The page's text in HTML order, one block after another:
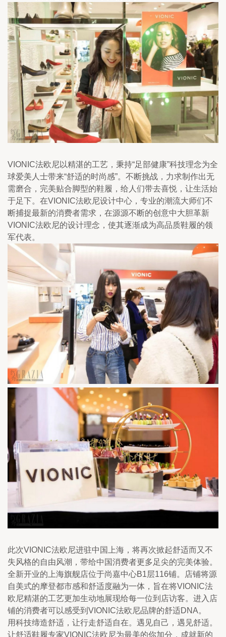
VIONIC法欧尼以精湛的工艺，秉持“足部健康”科技理念为全
球爱美人士带来“舒适的时尚感”。不断挑战，力求制作出无
需磨合，完美贴合脚型的鞋履，给人们带去喜悦，让生活始
于足下。在VIONIC法欧尼设计中心，专业的潮流大师们不
断捕捉最新的消费者需求，在源源不断的创意中大胆革新
VIONIC法欧尼的设计理念，使其逐渐成为高品质鞋履的领
军代表。
此次VIONIC法欧尼进驻中国上海，将再次掀起舒适而又不
失风格的自由风潮，带给中国消费者更多足尖的完美体验。
全新开业的上海旗舰店位于尚嘉中心B1层116铺。店铺将源
自美式的摩登都市感和舒适度融为一体，旨在将VIONIC法
欧尼精湛的工艺更加生动地展现给每一位到店访客。进入店
铺的消费者可以感受到VIONIC法欧尼品牌的舒适DNA。
用科技缔造舒适，让行走舒适自在。遇见自己，遇见舒适。
让舒适鞋履专家VIONIC法欧尼为最美的你加分，成就新的